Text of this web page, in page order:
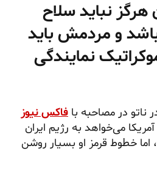
هرگز نباید سلاح
و مردمش باید
نمایندگی
ناتو در مصاحبه با فاکس نیوز
می‌خواهد به رژیم ایران
اما خطوط قرمز او بسیار روشن